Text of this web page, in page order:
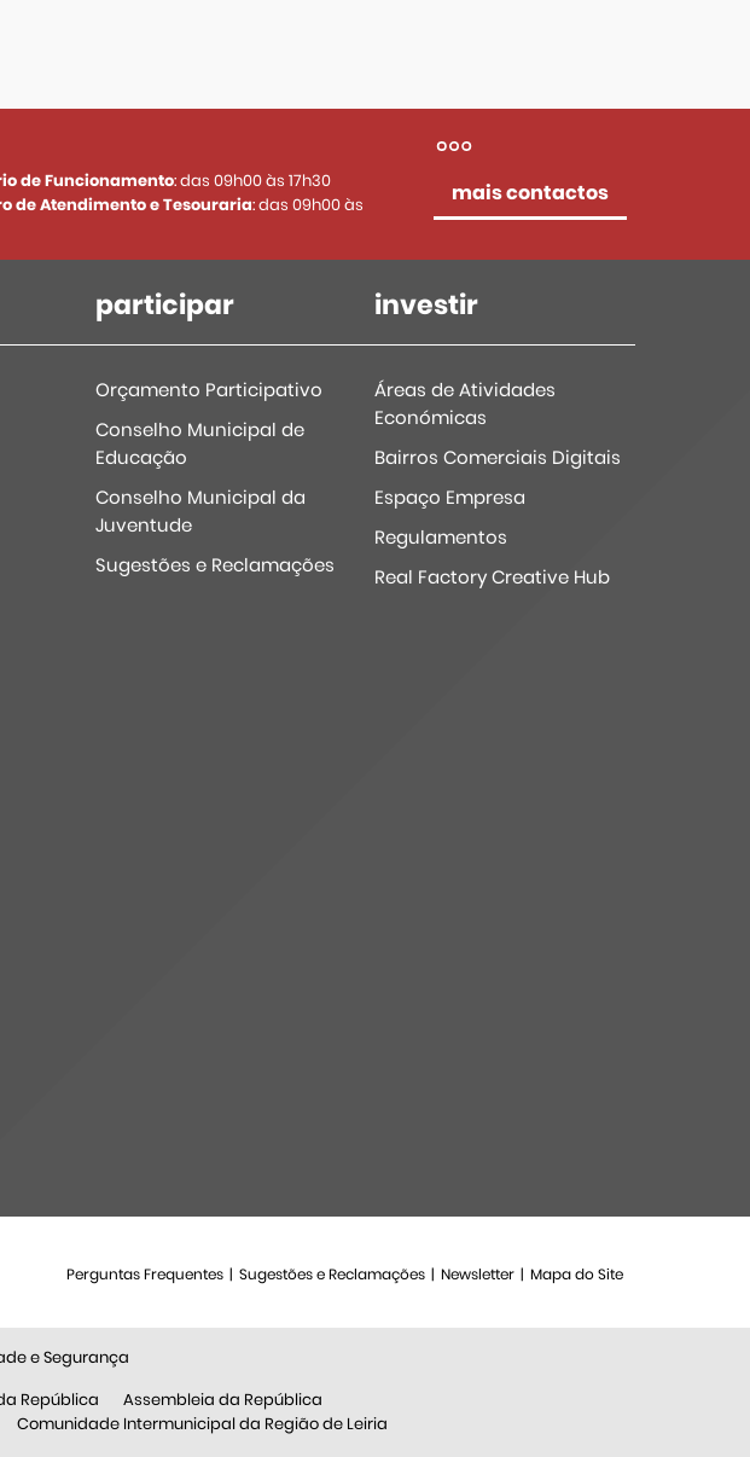
de Funcionamento: das 09h00 às 17h30
de Atendimento e Tesouraria: das 09h00 às
mais contactos
participar
Orçamento Participativo
Conselho Municipal de
Educação
Conselho Municipal da
Juventude
Sugestões e Reclamações
investir
Áreas de Atividades
Económicas
Bairros Comerciais Digitais
Espaço Empresa
Regulamentos
Real Factory Creative Hub
Perguntas Frequentes Sugestões e Reclamações Newsletter Mapa do Site
e Segurança
República
Assembleia da República
Comunidade Intermunicipal da Região de Leiria